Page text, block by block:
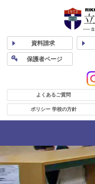
資料請求
保護者ページ
よくあるご質問
ポリシー 学校の方針